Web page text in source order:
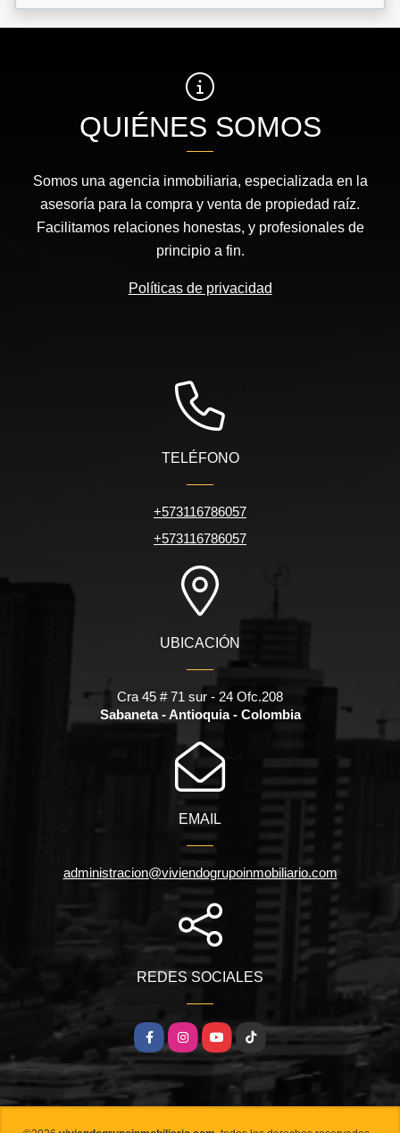
QUIÉNES SOMOS
Somos una agencia inmobiliaria, especializada en la
asesoría para la compra y venta de propiedad raíz.
Facilitamos relaciones honestas, y profesionales de
principio a fin.
Políticas de privacidad
TELÉFONO
+573116786057
+573116786057
UBICACIÓN
Cra 45 # 71 sur - 24 Ofc.208
Sabaneta - Antioquia - Colombia
EMAIL
administracion@viviendogrupoinmobiliario.com
REDES SOCIALES
FacebookInstagramYouTubeTikTok